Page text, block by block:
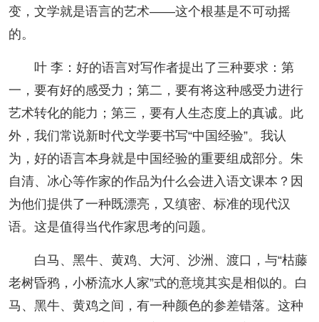
变，文学就是语言的艺术——这个根基是不可动摇
的。
叶 李：好的语言对写作者提出了三种要求：第
一，要有好的感受力；第二，要有将这种感受力进行
艺术转化的能力；第三，要有人生态度上的真诚。此
外，我们常说新时代文学要书写“中国经验”。我认
为，好的语言本身就是中国经验的重要组成部分。朱
自清、冰心等作家的作品为什么会进入语文课本？因
为他们提供了一种既漂亮，又缜密、标准的现代汉
语。这是值得当代作家思考的问题。
白马、黑牛、黄鸡、大河、沙洲、渡口，与“枯藤
老树昏鸦，小桥流水人家”式的意境其实是相似的。白
马、黑牛、黄鸡之间，有一种颜色的参差错落。这种